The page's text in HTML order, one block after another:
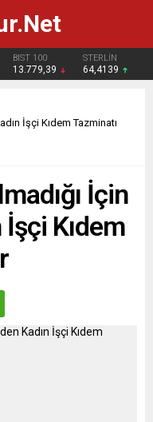
BIST 100
13.779,39
STERLİN
64,4139
İşçi Kıdem Tazminatı
İçin
Kıdem